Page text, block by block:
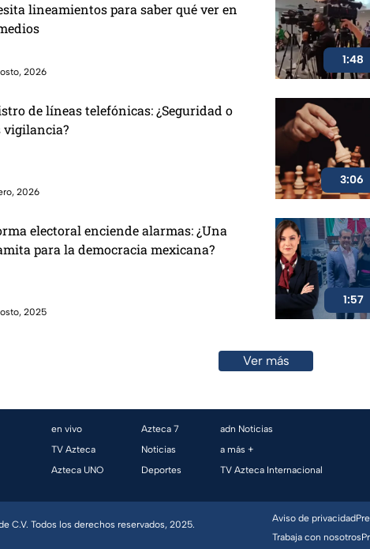
lineamientos para saber qué ver en
2026
1:48
de líneas telefónicas: ¿Seguridad o
vigilancia?
2026
3:06
electoral enciende alarmas: ¿Una
para la democracia mexicana?
2025
1:57
Ver más
en vivo
TV Azteca
Azteca UNO
Azteca 7
Noticias
Deportes
adn Noticias
a más +
TV Azteca Internacional
C.V. Todos los derechos reservados, 2025.
Aviso de privacidad
Trabaja con nosotros